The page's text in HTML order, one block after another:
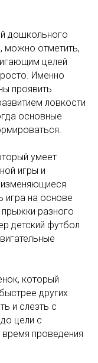
дошкольного
можно отметить,
целей
Именно
проявить
ловкости
основные
умеет
игры и
изменяющиеся
игра на основе
прыжки разного
детский футбол
который
других
и слезть с
цели с
проведения